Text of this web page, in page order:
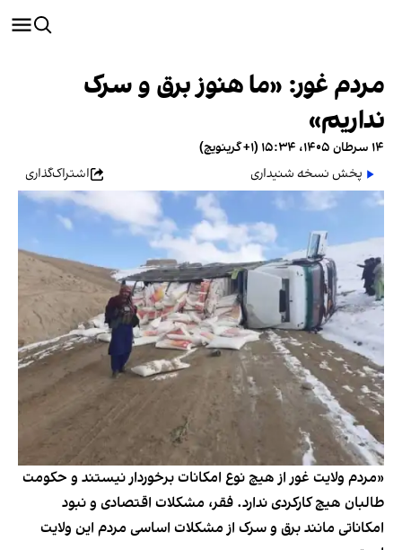
مردم غور: «ما هنوز برق و سرک
نداریم»
۱۴ سرطان ۱۴۰۵، ۱۵:۳۴ (‎+۱ گرینویچ)
پخش نسخه شنیداری
اشتراک‌گذاری
«مردم ولایت غور از هیچ نوع امکانات برخوردار نیستند و حکومت
طالبان هیچ کارکردی ندارد. فقر، مشکلات اقتصادی و نبود
امکاناتی مانند برق و سرک از مشکلات اساسی مردم این ولایت